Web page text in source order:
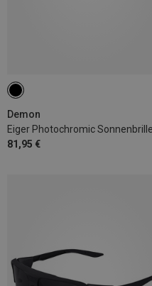
Demon
Eiger Photochromic
81,95 €